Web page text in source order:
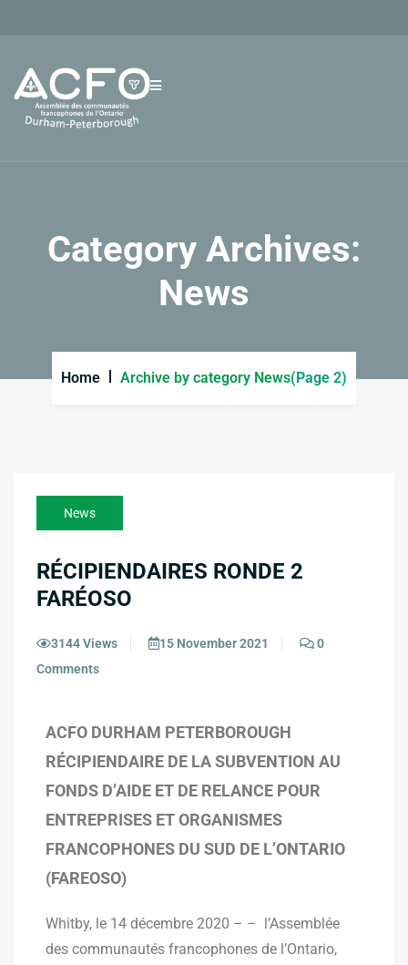
Category Archives:
News
Home Archive by category News(Page 2)
News
RÉCIPIENDAIRES RONDE 2
FARÉOSO
3144 Views 15 November 2021
0
Comments
ACFO DURHAM PETERBOROUGH
RÉCIPIENDAIRE DE LA SUBVENTION AU
FONDS D’AIDE ET DE RELANCE POUR
ENTREPRISES ET ORGANISMES
FRANCOPHONES DU SUD DE L’ONTARIO
(FAREOSO)
Whitby, le 14 décembre 2020 – – l’Assemblée
des communautés francophones de l’Ontario,